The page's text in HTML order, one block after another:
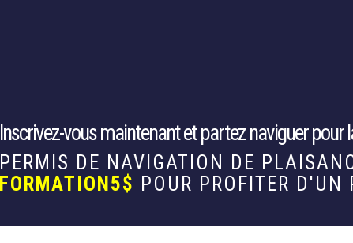
Inscrivez-vous maintenant et partez naviguer pour
PERMIS DE NAVIGATION DE
FORMATION5$ POUR PROFITER